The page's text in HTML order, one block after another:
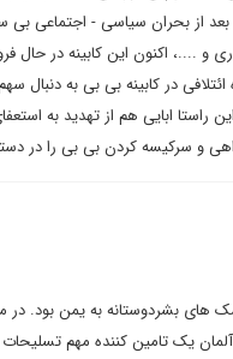
بعد از بحران سیاسی - اجتماعی بی
و ....، اکنون این کابینه در حال
در کابینه بی بی به دنبال
ابایی هم از تهدید به
و سرکیسه کردن بی بی را در
ارائه دهنده کمک های بشردوستانه به یمن
کرد. اما در عین حال، آلمان یک تامین کننده